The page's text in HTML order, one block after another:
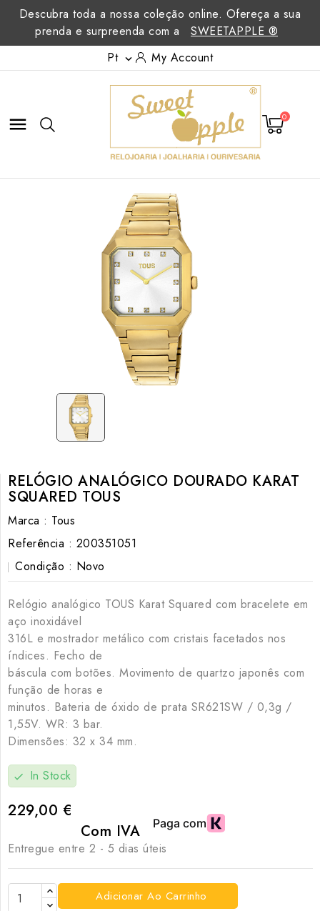
Descubra toda a nossa coleção online. Ofereça a sua
prenda e surpreenda com a
SWEETAPPLE ®
Pt  My Account
 0
RELÓGIO ANALÓGICO DOURADO KARAT
SQUARED TOUS
Marca : Tous
Referência : 200351051
Condição : Novo
Relógio analógico TOUS Karat Squared com bracelete em
aço inoxidável
316L e mostrador metálico com cristais facetados nos
índices. Fecho de
báscula com botões. Movimento de quartzo japonês com
função de horas e
minutos. Bateria de óxido de prata SR621SW / 0,3g /
1,55V. WR: 3 bar.
Dimensões: 32 x 34 mm.
check In Stock
229,00 €
Com IVA
Entregue entre 2 - 5 dias úteis
Adicionar Ao Carrinho